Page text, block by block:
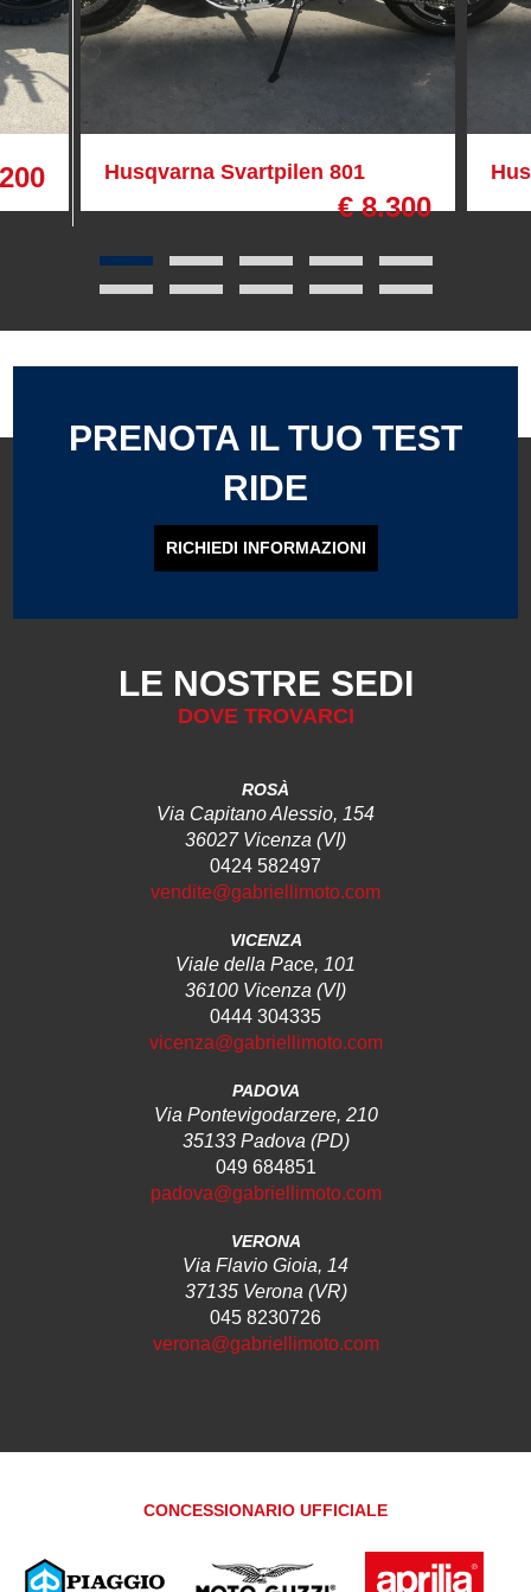
Husqvarna Svartpilen 801
€ 8.300
PRENOTA IL TUO TEST
RIDE
RICHIEDI INFORMAZIONI
LE NOSTRE SEDI
DOVE TROVARCI
ROSÀ
Via Capitano Alessio, 154
36027 Vicenza (VI)
0424 582497
vendite@gabriellimoto.com
VICENZA
Viale della Pace, 101
36100 Vicenza (VI)
0444 304335
vicenza@gabriellimoto.com
PADOVA
Via Pontevigodarzere, 210
35133 Padova (PD)
049 684851
padova@gabriellimoto.com
VERONA
Via Flavio Gioia, 14
37135 Verona (VR)
045 8230726
verona@gabriellimoto.com
CONCESSIONARIO UFFICIALE